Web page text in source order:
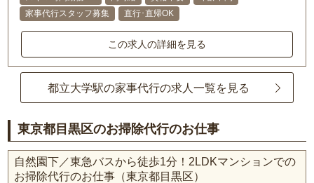
家事代行スタッフ募集
直行･直帰OK
この求人の詳細を見る
都立大学駅の家事代行の求人一覧を見る
東京都目黒区のお掃除代行のお仕事
自然園下／東急バスから徒歩1分！2LDKマンションでの
お掃除代行のお仕事（東京都目黒区）